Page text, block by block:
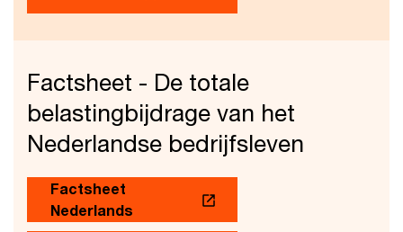
Factsheet - De totale
belastingbijdrage van het
Nederlandse bedrijfsleven
Factsheet
Nederlands